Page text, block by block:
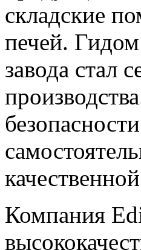
складские
печей.
завода стал
качественной
Компания